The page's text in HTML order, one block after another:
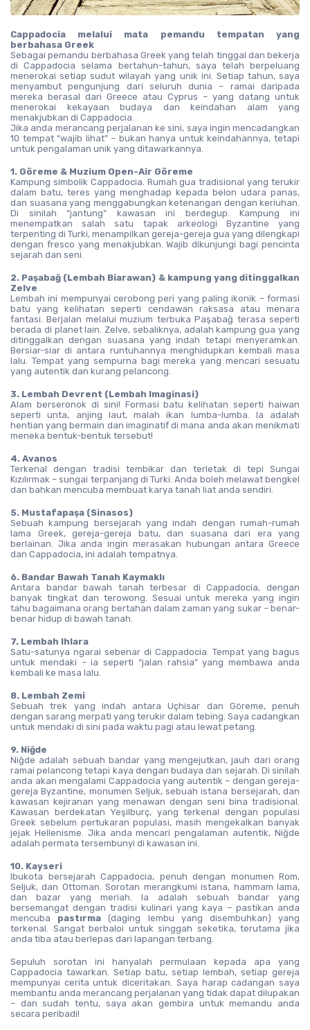
Cappadocia melalui mata pemandu tempatan yang
berbahasa Greek
Sebagai pemandu berbahasa Greek yang telah tinggal dan bekerja
di Cappadocia selama bertahun-tahun, saya telah berpeluang
menerokai setiap sudut wilayah yang unik ini. Setiap tahun, saya
menyambut pengunjung dari seluruh dunia – ramai daripada
mereka berasal dari Greece atau Cyprus – yang datang untuk
menerokai kekayaan budaya dan keindahan alam yang
menakjubkan di Cappadocia.
Jika anda merancang perjalanan ke sini, saya ingin mencadangkan
10 tempat “wajib lihat” – bukan hanya untuk keindahannya, tetapi
untuk pengalaman unik yang ditawarkannya.
1. Göreme & Muzium Open-Air Göreme
Kampung simbolik Cappadocia. Rumah gua tradisional yang terukir
dalam batu, teres yang menghadap kepada belon udara panas,
dan suasana yang menggabungkan ketenangan dengan keriuhan.
Di sinilah “jantung” kawasan ini berdegup. Kampung ini
menempatkan salah satu tapak arkeologi Byzantine yang
terpenting di Turki, menampilkan gereja-gereja gua yang dilengkapi
dengan fresco yang menakjubkan. Wajib dikunjungi bagi pencinta
sejarah dan seni.
2. Paşabağ (Lembah Biarawan) & kampung yang ditinggalkan
Zelve
Lembah ini mempunyai cerobong peri yang paling ikonik – formasi
batu yang kelihatan seperti cendawan raksasa atau menara
fantasi. Berjalan melalui muzium terbuka Paşabağ terasa seperti
berada di planet lain. Zelve, sebaliknya, adalah kampung gua yang
ditinggalkan dengan suasana yang indah tetapi menyeramkan.
Bersiar-siar di antara runtuhannya menghidupkan kembali masa
lalu. Tempat yang sempurna bagi mereka yang mencari sesuatu
yang autentik dan kurang pelancong.
3. Lembah Devrent (Lembah Imaginasi)
Alam berseronok di sini! Formasi batu kelihatan seperti haiwan
seperti unta, anjing laut, malah ikan lumba-lumba. Ia adalah
hentian yang bermain dan imaginatif di mana anda akan menikmati
meneka bentuk-bentuk tersebut!
4. Avanos
Terkenal dengan tradisi tembikar dan terletak di tepi Sungai
Kızılırmak – sungai terpanjang di Turki. Anda boleh melawat bengkel
dan bahkan mencuba membuat karya tanah liat anda sendiri.
5. Mustafapaşa (Sinasos)
Sebuah kampung bersejarah yang indah dengan rumah-rumah
lama Greek, gereja-gereja batu, dan suasana dari era yang
berlainan. Jika anda ingin merasakan hubungan antara Greece
dan Cappadocia, ini adalah tempatnya.
6. Bandar Bawah Tanah Kaymaklı
Antara bandar bawah tanah terbesar di Cappadocia, dengan
banyak tingkat dan terowong. Sesuai untuk mereka yang ingin
tahu bagaimana orang bertahan dalam zaman yang sukar – benar-
benar hidup di bawah tanah.
7. Lembah Ihlara
Satu-satunya ngarai sebenar di Cappadocia. Tempat yang bagus
untuk mendaki – ia seperti “jalan rahsia” yang membawa anda
kembali ke masa lalu.
8. Lembah Zemi
Sebuah trek yang indah antara Uçhisar dan Göreme, penuh
dengan sarang merpati yang terukir dalam tebing. Saya cadangkan
untuk mendaki di sini pada waktu pagi atau lewat petang.
9. Niğde
Niğde adalah sebuah bandar yang mengejutkan, jauh dari orang
ramai pelancong tetapi kaya dengan budaya dan sejarah. Di sinilah
anda akan mengalami Cappadocia yang autentik – dengan gereja-
gereja Byzantine, monumen Seljuk, sebuah istana bersejarah, dan
kawasan kejiranan yang menawan dengan seni bina tradisional.
Kawasan berdekatan Yeşilburç, yang terkenal dengan populasi
Greek sebelum pertukaran populasi, masih mengekalkan banyak
jejak Hellenisme. Jika anda mencari pengalaman autentik, Niğde
adalah permata tersembunyi di kawasan ini.
10. Kayseri
Ibukota bersejarah Cappadocia, penuh dengan monumen Rom,
Seljuk, dan Ottoman. Sorotan merangkumi istana, hammam lama,
dan bazar yang meriah. Ia adalah sebuah bandar yang
bersemangat dengan tradisi kulinari yang kaya – pastikan anda
mencuba pastırma (daging lembu yang disembuhkan) yang
terkenal. Sangat berbaloi untuk singgah seketika, terutama jika
anda tiba atau berlepas dari lapangan terbang.
Sepuluh sorotan ini hanyalah permulaan kepada apa yang
Cappadocia tawarkan. Setiap batu, setiap lembah, setiap gereja
mempunyai cerita untuk diceritakan. Saya harap cadangan saya
membantu anda merancang perjalanan yang tidak dapat dilupakan
– dan sudah tentu, saya akan gembira untuk memandu anda
secara peribadi!